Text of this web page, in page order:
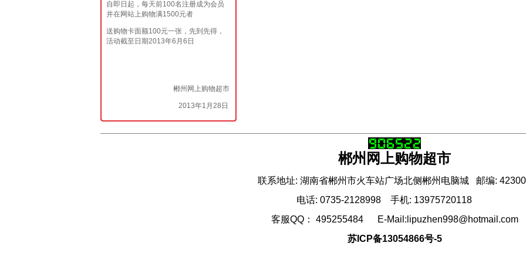
自即日起，每天前100名注册成为会员
并在网站上购物满1500元者
送购物卡面额100元一张，先到先得，
活动截至日期2013年6月6日
郴州网上购物超市
2013年1月28日
郴州网上购物超市
联系地址: 湖南省郴州市火车站广场北侧郴州电脑城 邮编:
电话: 0735-2128998 手机: 13975720118
客服QQ： 495255484 E-Mail:lipuzhen998@hotmail.com
苏ICP备13054866号-5